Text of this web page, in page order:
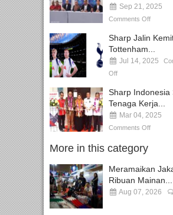
Sep 21, 2025
Comments Off
Sharp Jalin
Tottenham...
Jul 14, 2025
Off
Sharp Indonesia
Tenaga Kerja...
Mar 04, 2025
Comments Off
More in this category
Meramaikan
Ribuan Mainan...
Aug 07, 2026